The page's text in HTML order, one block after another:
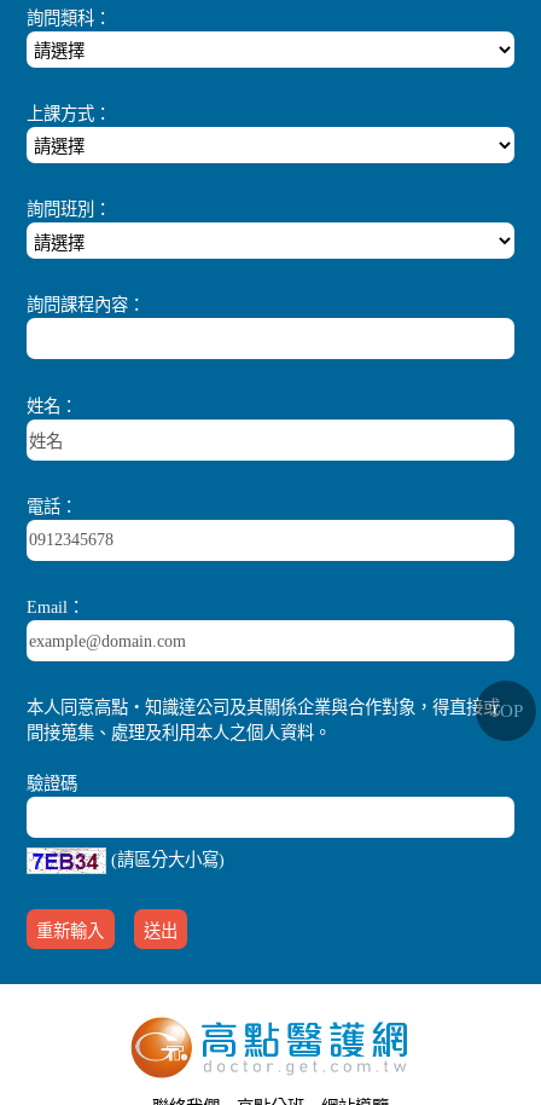
詢問類科：
上課方式：
詢問班別：
詢問課程內容：
姓名：
電話：
Email：
本人同意高點‧知識達公司及其關係企業與合作對象，得直接或
間接蒐集、處理及利用本人之個人資料。
驗證碼
(請區分大小寫)
TOP